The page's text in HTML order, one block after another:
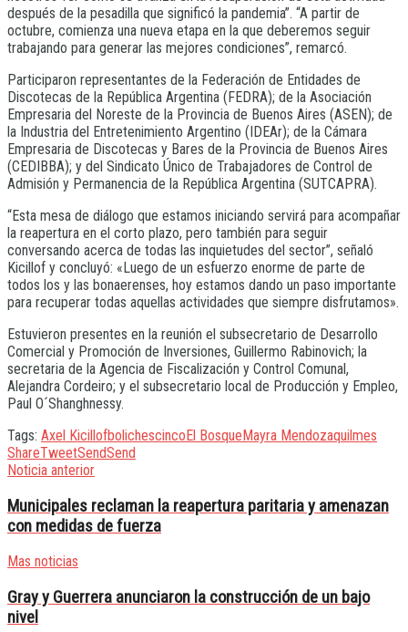
después de la pesadilla que significó la pandemia”. “A partir de
octubre, comienza una nueva etapa en la que deberemos seguir
trabajando para generar las mejores condiciones”, remarcó.
Participaron representantes de la Federación de Entidades de
Discotecas de la República Argentina (FEDRA); de la Asociación
Empresaria del Noreste de la Provincia de Buenos Aires (ASEN); de
la Industria del Entretenimiento Argentino (IDEAr); de la Cámara
Empresaria de Discotecas y Bares de la Provincia de Buenos Aires
(CEDIBBA); y del Sindicato Único de Trabajadores de Control de
Admisión y Permanencia de la República Argentina (SUTCAPRA).
“Esta mesa de diálogo que estamos iniciando servirá para acompañar
la reapertura en el corto plazo, pero también para seguir
conversando acerca de todas las inquietudes del sector”, señaló
Kicillof y concluyó: «Luego de un esfuerzo enorme de parte de
todos los y las bonaerenses, hoy estamos dando un paso importante
para recuperar todas aquellas actividades que siempre disfrutamos».
Estuvieron presentes en la reunión el subsecretario de Desarrollo
Comercial y Promoción de Inversiones, Guillermo Rabinovich; la
secretaria de la Agencia de Fiscalización y Control Comunal,
Alejandra Cordeiro; y el subsecretario local de Producción y Empleo,
Paul O´Shanghnessy.
Tags: Axel KicillofbolichescincoEl BosqueMayra Mendozaquilmes
ShareTweetSendSend
Noticia anterior
Municipales reclaman la reapertura paritaria y amenazan
con medidas de fuerza
Mas noticias
Gray y Guerrera anunciaron la construcción de un bajo
nivel